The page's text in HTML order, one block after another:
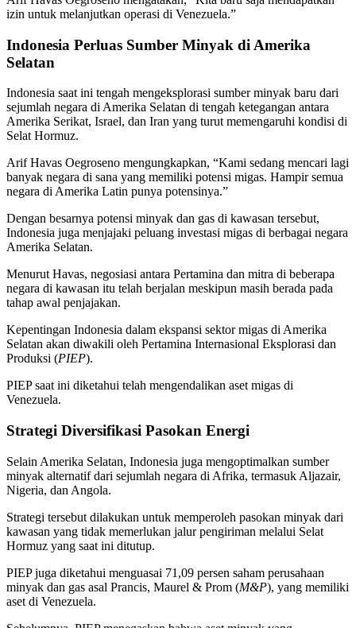
izin untuk melanjutkan operasi di Venezuela.”
Indonesia Perluas Sumber Minyak di Amerika
Selatan
Indonesia saat ini tengah mengeksplorasi sumber minyak baru dari
sejumlah negara di Amerika Selatan di tengah ketegangan antara
Amerika Serikat, Israel, dan Iran yang turut memengaruhi kondisi di
Selat Hormuz.
Arif Havas Oegroseno mengungkapkan, “Kami sedang mencari lagi
banyak negara di sana yang memiliki potensi migas. Hampir semua
negara di Amerika Latin punya potensinya.”
Dengan besarnya potensi minyak dan gas di kawasan tersebut,
Indonesia juga menjajaki peluang investasi migas di berbagai negara
Amerika Selatan.
Menurut Havas, negosiasi antara Pertamina dan mitra di beberapa
negara di kawasan itu telah berjalan meskipun masih berada pada
tahap awal penjajakan.
Kepentingan Indonesia dalam ekspansi sektor migas di Amerika
Selatan akan diwakili oleh Pertamina Internasional Eksplorasi dan
Produksi (PIEP).
PIEP saat ini diketahui telah mengendalikan aset migas di
Venezuela.
Strategi Diversifikasi Pasokan Energi
Selain Amerika Selatan, Indonesia juga mengoptimalkan sumber
minyak alternatif dari sejumlah negara di Afrika, termasuk Aljazair,
Nigeria, dan Angola.
Strategi tersebut dilakukan untuk memperoleh pasokan minyak dari
kawasan yang tidak memerlukan jalur pengiriman melalui Selat
Hormuz yang saat ini ditutup.
PIEP juga diketahui menguasai 71,09 persen saham perusahaan
minyak dan gas asal Prancis, Maurel & Prom (M&P), yang memiliki
aset di Venezuela.